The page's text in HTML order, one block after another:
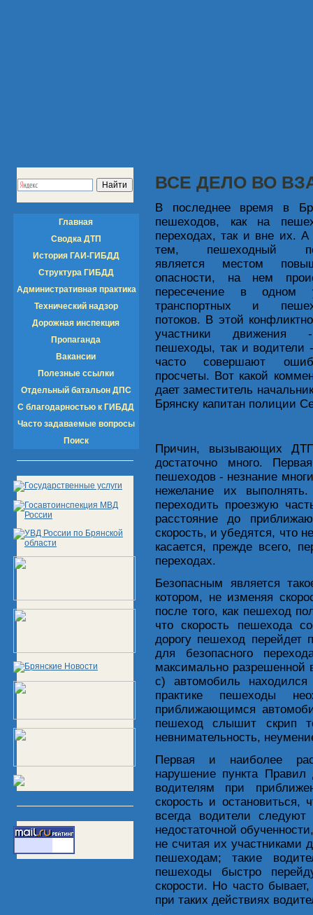
Главная
Сводка ДТП
История ГАИ-ГИБДД
Структура ГИБДД
Административная практика
Технический надзор
Дорожная инспекция
Пропаганда
Вакансии
Полезные ссылки
Отдельный батальон ДПС
С благодарностью к ГИБДД
Часто задаваемые вопросы
Поиск
ВСЕ ДЕЛО ВО
В последнее время в
пешеходов, как на
переходах, так и вне их.
тем, пешеходный
является местом
опасности, на нем
пересечение в одном
транспортных и
потоков. В этой
участники движения
пешеходы, так и водители
часто совершают
просчеты. Вот какой
дает заместитель
Брянску капитан полиции
Причин, вызывающих
достаточно много.
пешеходов - незнание
нежелание их
переходить проезжую
расстояние до
скорость, и убедятся, что
касается, прежде всего,
переходах.
Безопасным является
котором, не изменяя
после того, как пешеход
что скорость пешехода
дорогу пешеход перейдет
для безопасного
максимально разрешенной
с) автомобиль
практике пешеходы
приближающимся
пешеход слышит скрип
невнимательность,
Первая и наиболее
нарушение пункта
водителям при
скорость и остановиться,
всегда водители
недостаточной
не считая их участниками
пешеходам; такие
пешеходы быстро
скорости. Но часто
при таких действиях